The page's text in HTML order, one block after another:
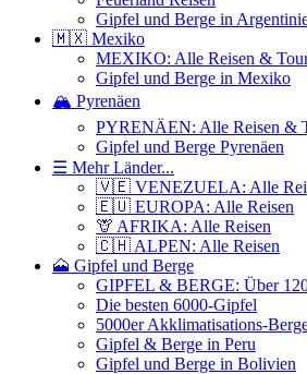
Gipfel und Berge in
🇲🇽 Mexiko
MEXIKO: Alle Reisen &
Gipfel und Berge in Mexiko
🏔️ Pyrenäen
PYRENÄEN: Alle Reisen &
Gipfel und Berge Pyrenäen
☰ Mehr Länder...
🇻🇪 VENEZUELA: Alle
🇪🇺 EUROPA: Alle Reisen
🦒 AFRIKA: Alle Reisen
🇨🇭 ALPEN: Alle Reisen
🗻 Gipfel und Berge
GIPFEL & BERGE: Über
Die besten 6000-Gipfel
5000er Akklimatisations-
Gipfel & Berge in Peru
Gipfel und Berge in Bolivien